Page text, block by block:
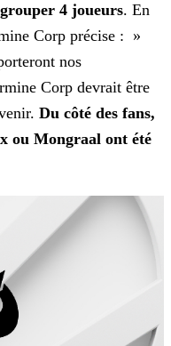
4 joueurs. En
Corp précise : »
nos
Corp devrait être
Du côté des fans,
ou Mongraal ont été